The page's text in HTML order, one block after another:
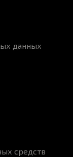
данных
средств